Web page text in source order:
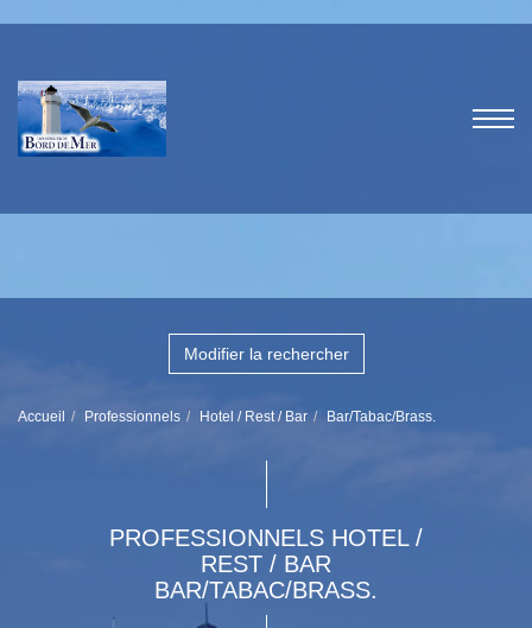
Modifier la rechercher
Accueil Professionnels Hotel / Rest / Bar Bar/Tabac/Brass.
PROFESSIONNELS HOTEL /
REST / BAR
BAR/TABAC/BRASS.